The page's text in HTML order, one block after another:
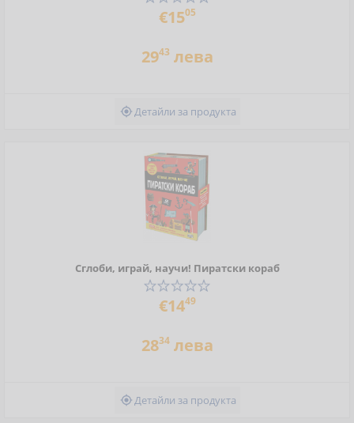
€1505
2943лева
Детайли за продукта
Сглоби, играй, научи! Пиратски кораб
€1449
2834лева
Детайли за продукта